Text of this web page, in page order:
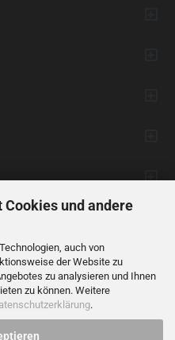
Cookies und andere
auch von
der Website zu
zu analysieren und Ihnen
zu können. Weitere
.